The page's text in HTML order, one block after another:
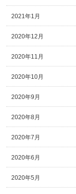
2021年1月
2020年12月
2020年11月
2020年10月
2020年9月
2020年8月
2020年7月
2020年6月
2020年5月